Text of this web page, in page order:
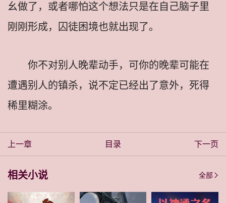
幺做了，或者哪怕这个想法只是在自己脑子里
刚刚形成，囚徒困境也就出现了。
你不对别人晚辈动手，可你的晚辈可能在
遭遇别人的镇杀，说不定已经出了意外，死得
稀里糊涂。
上一章 目录 下一页
相关小说 全部